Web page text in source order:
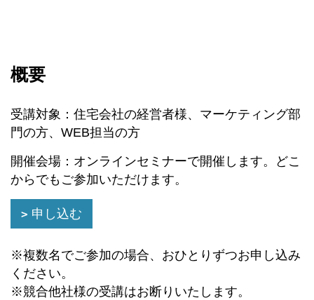
概要
受講対象：住宅会社の経営者様、マーケティング部
門の方、WEB担当の方
開催会場：オンラインセミナーで開催します。どこ
からでもご参加いただけます。
申し込む
※複数名でご参加の場合、おひとりずつお申し込み
ください。
※競合他社様の受講はお断りいたします。